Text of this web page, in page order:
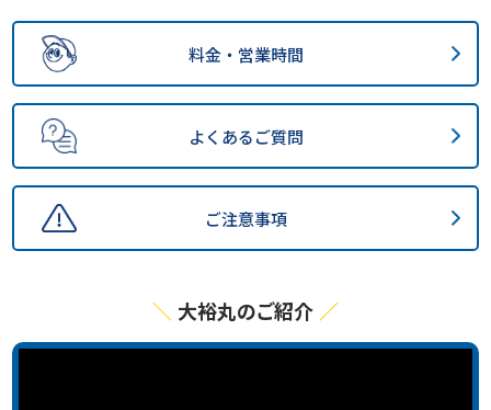
料金・営業時間
よくあるご質問
ご注意事項
大裕丸のご紹介